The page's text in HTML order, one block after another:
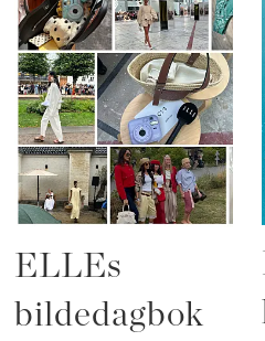
ELLEs
bildedagbok